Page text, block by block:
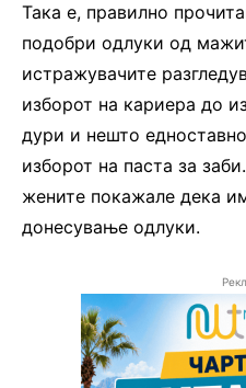
Така е, правилно
подобри одлуки од
истражувачите
изборот на кариера до
дури и нешто
изборот на паста за
жените покажале дека
донесување одлуки.